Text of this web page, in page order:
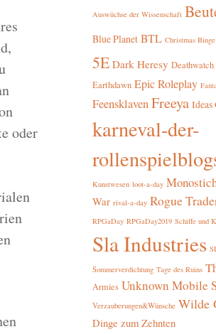
oder
Auswüchse der Wissenschaft
Blue Planet BTL Christmas Binge
5E Dark Heresy Deathwatch
Earthdawn Epic Roleplay
Feensklaven Freeya
karneval-der-
Kunstwesen loot-a-day
War rival-a-day Rogue
RPGaDay RPGaDay2019 Schiffe und
Sla Industries
Sommerverdichtung Tage des Ruins
Armies Unknown Mobile
Verzauberungen&Wünsche Wilde
Dinge zum Zehnten